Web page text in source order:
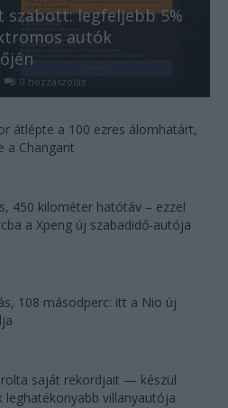
szabott: legfeljebb 5%
autók
0 hozzászólás
átlépte a 100 ezres álomhatárt,
a Changant
450 kilométer hatótáv – ezzel
a Xpeng új szabadidő-autója
108 másodperc: itt a Nio új
saját rekordjait — készül
leghatékonyabb villanyautója